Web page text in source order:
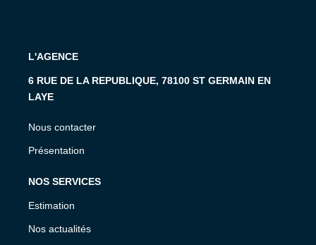
L'AGENCE
6 RUE DE LA REPUBLIQUE, 78100 ST GERMAIN EN
LAYE
Nous contacter
Présentation
NOS SERVICES
Estimation
Nos actualités